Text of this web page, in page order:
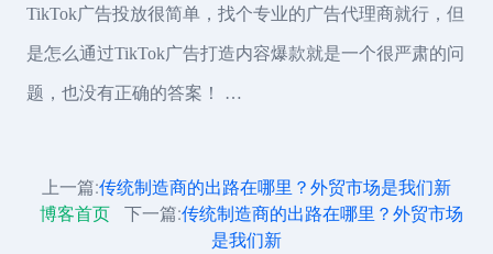
TikTok广告投放很简单，找个专业的广告代理商就行，但
是怎么通过TikTok广告打造内容爆款就是一个很严肃的问
题，也没有正确的答案！ …
上一篇:传统制造商的出路在哪里？外贸市场是我们新
博客首页
下一篇:传统制造商的出路在哪里？外贸市场
是我们新